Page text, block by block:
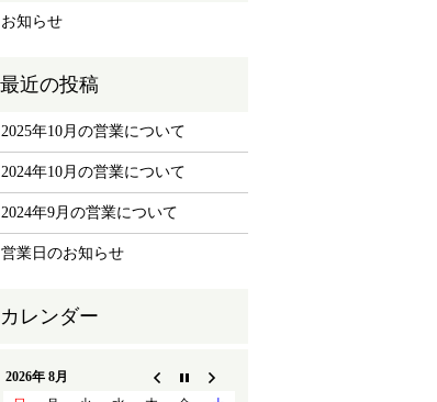
お知らせ
2025年10月の営業について
2024年10月の営業について
2024年9月の営業について
営業日のお知らせ
2026年 8月